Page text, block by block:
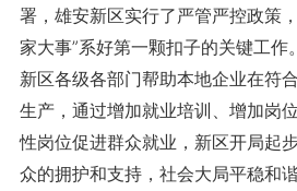
署，雄安新区实行了严管严控政策
家大事”系好第一颗扣子的关键工作
新区各级各部门帮助本地企业在符
生产，通过增加就业培训、增加岗
性岗位促进群众就业，新区开局起
众的拥护和支持，社会大局平稳和谐